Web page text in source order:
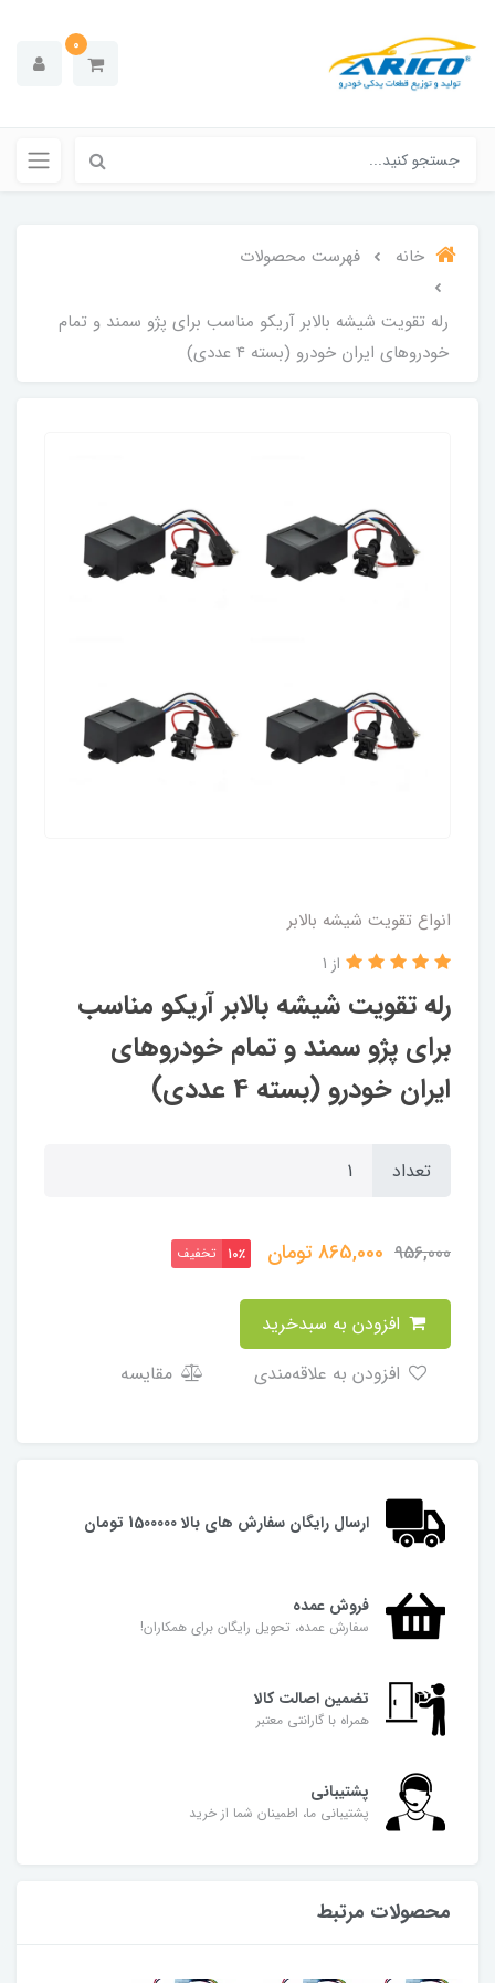
0
خانه فهرست محصولات
رله تقویت شیشه بالابر آریکو مناسب برای پژو سمند و تمام
خودروهای ایران خودرو (بسته 4 عددی)
انواع تقویت شیشه بالابر
رله تقویت شیشه بالابر آریکو مناسب
برای پژو سمند و تمام خودروهای
ایران خودرو (بسته 4 عددی)
از 1
تعداد
956,000
865,000تومان 10٪ تخفیف
مقایسه
ارسال رایگان سفارش های بالا 1500000 تومان
فروش عمده
سفارش عمده، تحویل رایگان برای همکاران!
تضمین اصالت کالا
همراه با گارانتی معتبر
پشتیبانی
پشتیبانی ما، اطمینان شما از خرید
محصولات مرتبط